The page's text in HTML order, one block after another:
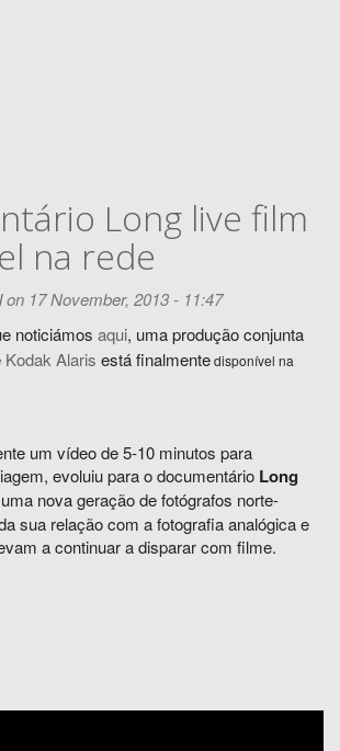
Long live film
na rede
on 17 November, 2013 - 11:47
noticiámos aqui, uma produção conjunta
Kodak Alaris estáfinalmentedisponível na
um vídeo de 5-10 minutos para
evoluiu para o documentário Long
nova geração de fotógrafos norte-
sua relação com a fotografia analógica e
a continuar a disparar com filme.